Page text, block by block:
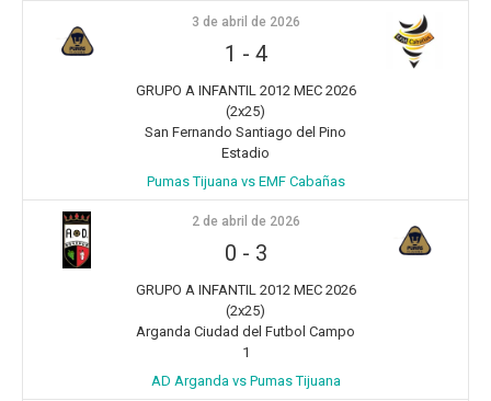
3 de abril de 2026
1 - 4
GRUPO A INFANTIL 2012 MEC 2026
(2x25)
San Fernando Santiago del Pino
Estadio
Pumas Tijuana vs EMF Cabañas
2 de abril de 2026
0 - 3
GRUPO A INFANTIL 2012 MEC 2026
(2x25)
Arganda Ciudad del Futbol Campo
1
AD Arganda vs Pumas Tijuana